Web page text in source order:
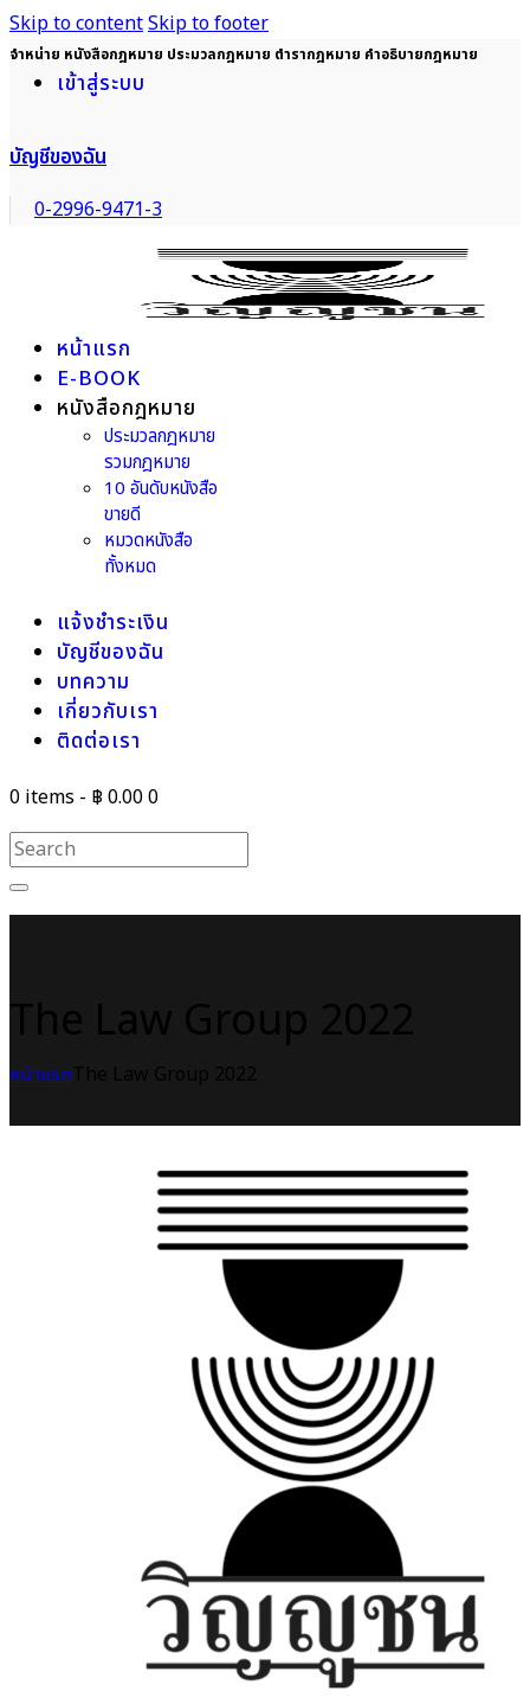
Skip to contentSkip to footer
จำหน่าย หนังสือกฎหมาย ประมวลกฎหมาย ตำรากฎหมาย คำอธิบายกฎหมาย
เข้าสู่ระบบ
บัญชีของฉัน
0-2996-9471-3
หน้าแรก
E-BOOK
หนังสือกฎหมาย
ประมวลกฎหมาย
รวมกฎหมาย
10 อันดับหนังสือ
ขายดี
หมวดหนังสือ
ทั้งหมด
แจ้งชำระเงิน
บัญชีของฉัน
บทความ
เกี่ยวกับเรา
ติดต่อเรา
0 items - ฿ 0.000
หน้าแรก